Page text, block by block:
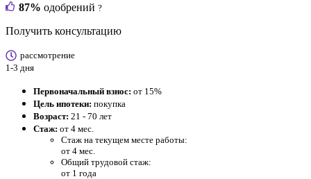
87% одобрений ?
Получить консультацию
рассмотрение
1-3 дня
Первоначальный взнос: от 15%
Цель ипотеки: покупка
Возраст: 21 - 70 лет
Стаж: от 4 мес.
Стаж на текущем месте работы:
от 4 мес.
Общий трудовой стаж:
от 1 года